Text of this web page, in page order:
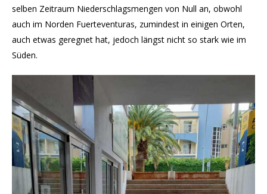
selben Zeitraum Niederschlagsmengen von Null an, obwohl
auch im Norden Fuerteventuras, zumindest in einigen Orten,
auch etwas geregnet hat, jedoch längst nicht so stark wie im
Süden.